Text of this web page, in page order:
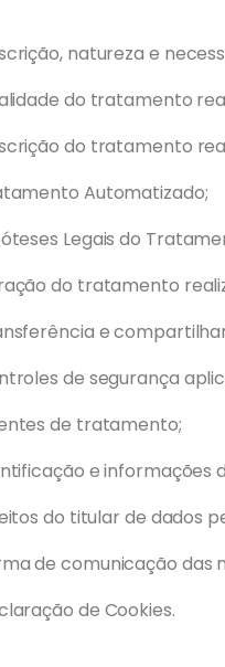
natureza e
do tratamento
do tratamento
Automatizado;
Legais do
do tratamento
e
de segurança
de tratamento;
e informações
do titular de dados
de comunicação das
de Cookies.